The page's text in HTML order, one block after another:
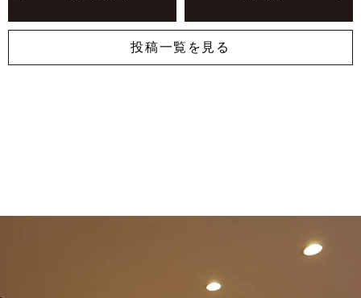
投稿一覧を見る